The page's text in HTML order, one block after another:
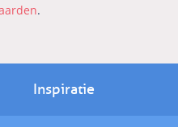
.
Inspiratie